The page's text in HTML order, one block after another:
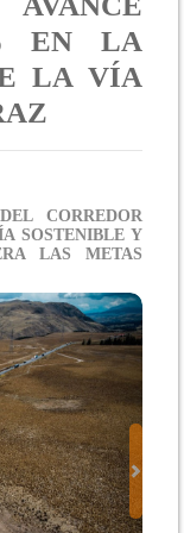
EN LA
LA VÍA
CORREDOR
SOSTENIBLE Y
LAS METAS
Next